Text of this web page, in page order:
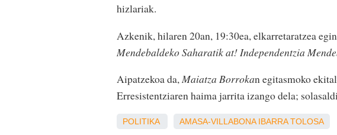
hizlariak.
Azkenik, hilaren 20an, 19:30ea, elkarretaratzea
Mendebaldeko Saharatik at! Independentzia
Aipatzekoa da,Maiatza Borrokan egitasmoko
Erresistentziaren haima jarrita izango dela;
POLITIKA AMASA-VILLABONA IBARRA TOLOSA